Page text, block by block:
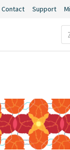
Contact Support